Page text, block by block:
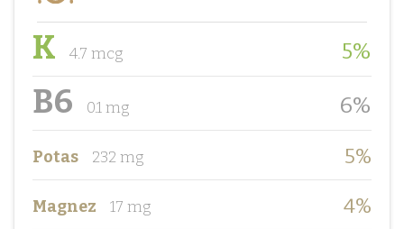
K 4.7 mcg 5%
B6 0.1 mg 6%
Potas 232 mg 5%
Magnez 17 mg 4%